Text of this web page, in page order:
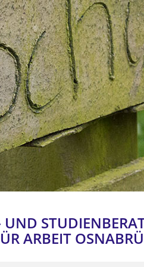
ARBEIT